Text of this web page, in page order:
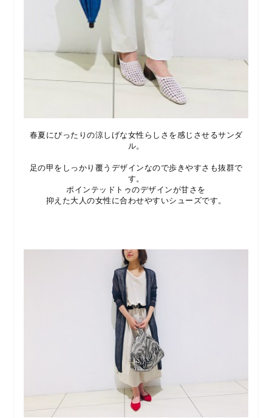
春夏にぴったりの涼しげな女性らしさを感じさせるサンダ
ル。
足の甲をしっかり覆うデザインなので歩きやすさも抜群で
す。
ポインテッドトゥのデザインが甘さを
抑えた大人の女性に合わせやすいシューズです。